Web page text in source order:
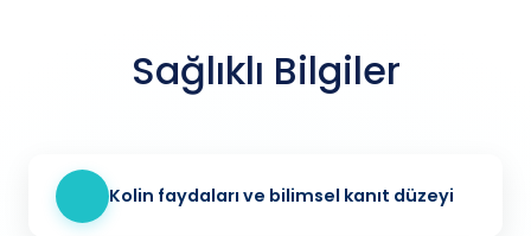
Sağlıklı Bilgiler
Kolin faydaları ve bilimsel kanıt düzeyi